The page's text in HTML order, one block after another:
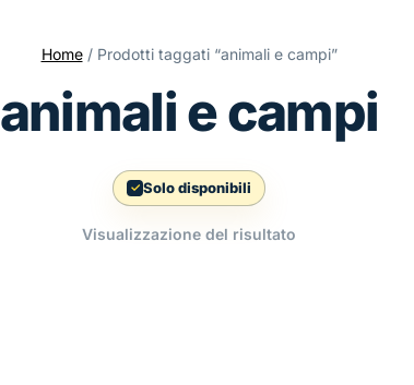
Home/ Prodotti taggati “animali e campi”
animali e campi
Solo disponibili
Visualizzazione del risultato